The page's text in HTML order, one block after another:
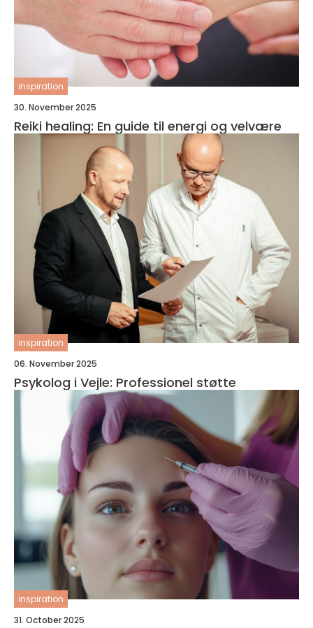
inspiration
30. November 2025
Reiki healing: En guide til energi og velvære
inspiration
06. November 2025
Psykolog i Vejle: Professionel støtte
inspiration
31. October 2025